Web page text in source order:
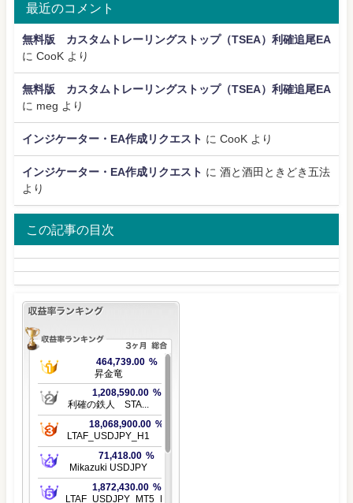
最近のコメント
無料版 カスタムトレーリングストップ（TSEA）利確追尾EA
に CooK より
無料版 カスタムトレーリングストップ（TSEA）利確追尾EA
に meg より
インジケーター・EA作成リクエスト に CooK より
インジケーター・EA作成リクエスト に 酒と酒田ときどき五法
より
この記事の目次